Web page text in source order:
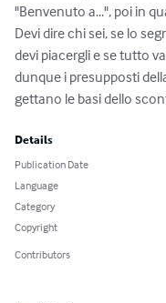
"Benvenuto a...", poi in
Devi dire chi sei, se lo
devi piacergli e se tutto
dunque i presupposti
gettano le basi dello
Details
Publication Date
Language
Category
Copyright
Contributors